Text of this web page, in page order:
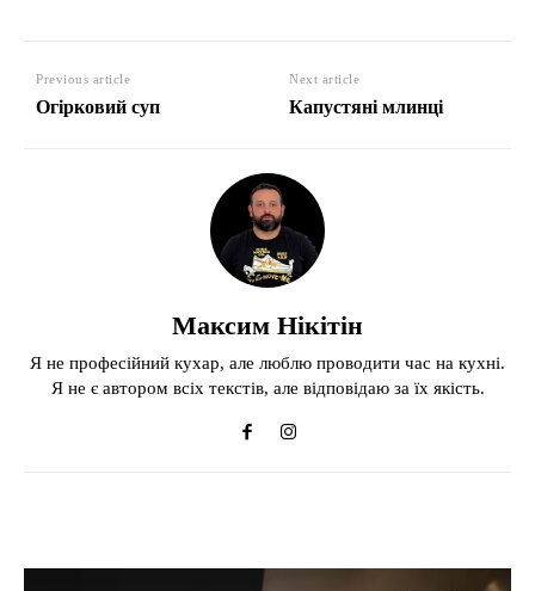
Previous article
Огірковий суп
Next article
Капустяні млинці
Максим Нікітін
Я не професійний кухар, але люблю проводити час на кухні.
Я не є автором всіх текстів, але відповідаю за їх якість.